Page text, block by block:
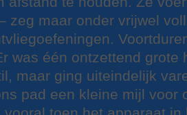
zeg maar onder vrijwel
was één ontzettend grote
maar ging uiteindelijk
pad een kleine mijl voor